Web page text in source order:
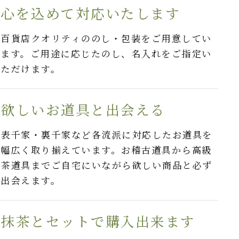
心を込めて対応いたします
百貨店クオリティののし・包装をご用意してい
ます。ご用途に応じたのし、名入れをご指定い
ただけます。
欲しいお道具と出会える
表千家・裏千家など各流派に対応したお道具を
幅広く取り揃えています。お稽古道具から高級
茶道具までご自宅にいながら欲しい商品と必ず
出会えます。
抹茶とセットで購入出来ます